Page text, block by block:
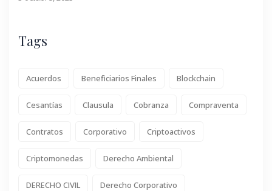
Tags
Acuerdos Beneficiarios Finales Blockchain
Cesantías Clausula Cobranza Compraventa
Contratos Corporativo Criptoactivos
Criptomonedas Derecho Ambiental
DERECHO CIVIL Derecho Corporativo